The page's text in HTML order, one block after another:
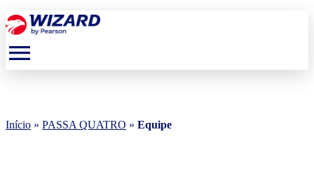
menu
Início » PASSA QUATRO » Equipe